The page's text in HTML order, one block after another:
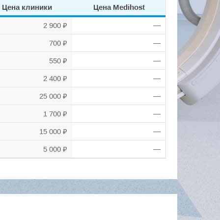
Цена клиники Цена Medihost
2 900 ₽ —
700 ₽ —
550 ₽ —
2 400 ₽ —
25 000 ₽ —
1 700 ₽ —
15 000 ₽ —
5 000 ₽ —